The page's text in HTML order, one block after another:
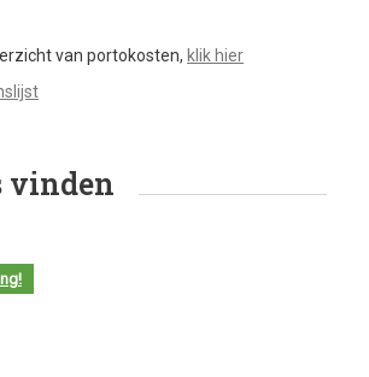
van portokosten, klik hier
vinden